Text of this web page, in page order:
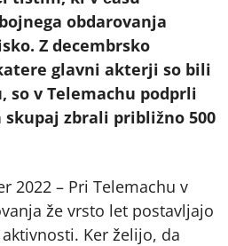
obdarovanja
Z decembrsko
glavni akterji so bili
so v Telemachu podprli
skupaj zbrali približno 500
2022 – Pri Telemachu v
že vrsto let postavljajo
Ker želijo, da